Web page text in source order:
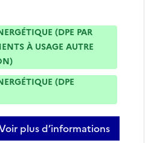
(DPE PAR
À USAGE AUTRE
(DPE
plus d’informations
sur tom collet